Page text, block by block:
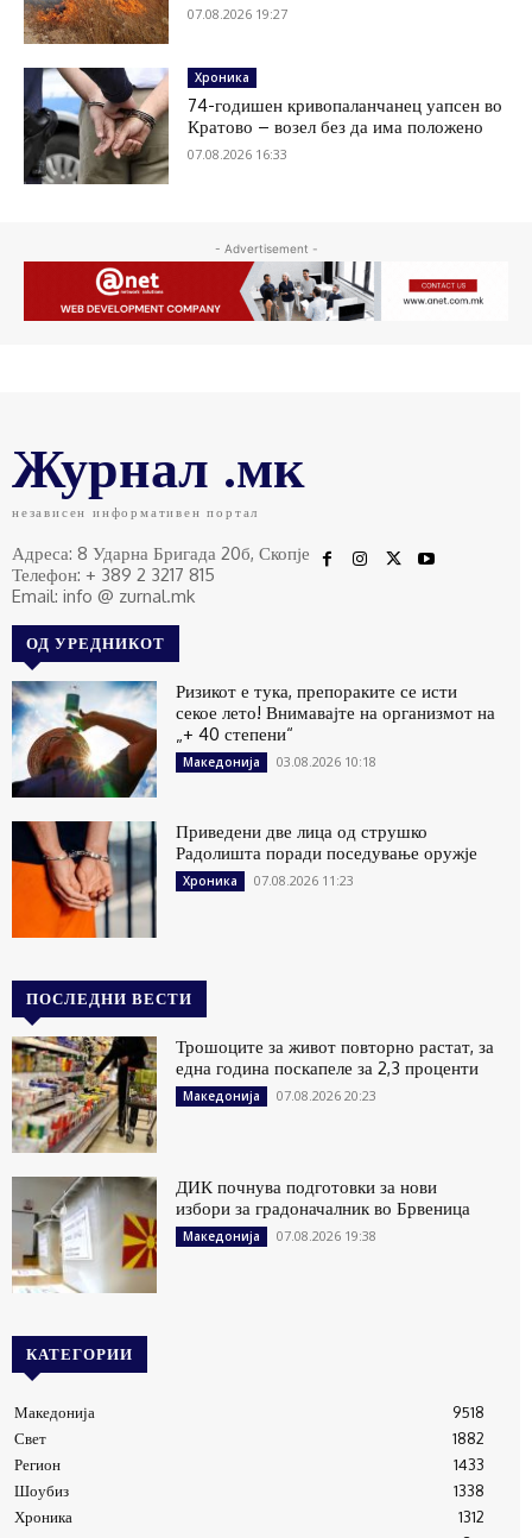
07.08.2026 19:27
Хроника
74-годишен кривопаланчанец уапсен во
Кратово – возел без да има положено
07.08.2026 16:33
- Advertisement -
Журнал .мк
независен информативен портал
Адреса: 8 Ударна Бригада 20б, Скопје
Телефон: + 389 2 3217 815
Email: info @ zurnal.mk
ОД УРЕДНИКОТ
Ризикот е тука, препораките се исти
секое лето! Внимавајте на организмот на
„+ 40 степени“
Македонија 03.08.2026 10:18
Приведени две лица од струшко
Радолишта поради поседување оружје
Хроника 07.08.2026 11:23
ПОСЛЕДНИ ВЕСТИ
Трошоците за живот повторно растат, за
една година поскапеле за 2,3 проценти
Македонија 07.08.2026 20:23
ДИК почнува подготовки за нови
избори за градоначалник во Брвеница
Македонија 07.08.2026 19:38
КАТЕГОРИИ
Македонија
9518
Свет
1882
Регион
1433
Шоубиз
1338
Хроника
1312